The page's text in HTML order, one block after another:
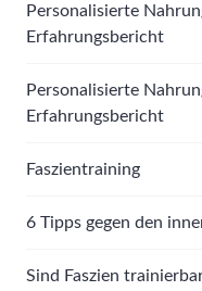
Personalisierte
Erfahrungsbericht
Personalisierte
Erfahrungsbericht
Faszientraining
6 Tipps gegen den
Sind Faszien